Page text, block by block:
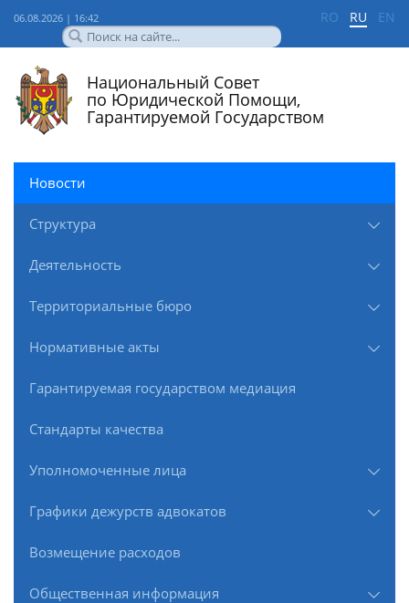
06.08.2026 | 16:42 RO RU EN
Национальный Совет
по Юридической Помощи,
Гарантируемой Государством
Новости
Структура
Деятельность
Территориальные бюро
Нормативные акты
Гарантируемая государством медиация
Стандарты качества
Уполномоченные лица
Графики дежурств адвокатов
Возмещение расходов
Общественная информация